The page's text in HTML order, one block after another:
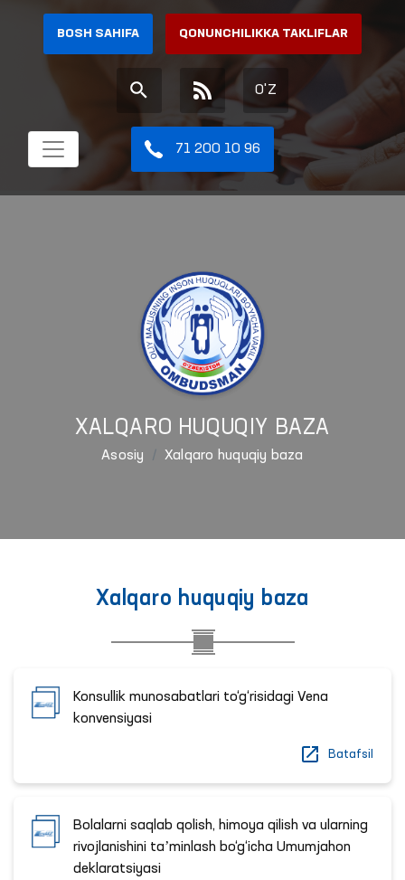
BOSH SAHIFA QONUNCHILIKKA TAKLIFLAR
O'Z
71 200 10 96
XALQARO HUQUQIY BAZA
Asosiy Xalqaro huquqiy baza
Xalqaro huquqiy baza
Konsullik munosabatlari to‘g‘risidagi Vena
konvensiyasi
Batafsil
Bolalarni saqlab qolish, himoya qilish va ularning
rivojlanishini taʼminlash bo‘g‘icha Umumjahon
deklaratsiyasi